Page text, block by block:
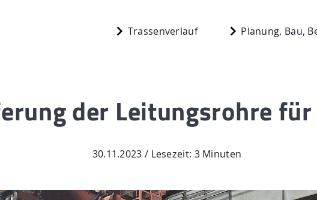
Trassenverlauf Planung, Bau,
Start
Planung, Bau,
Aktuelles
der Leitungsrohre für
30.11.2023 / Lesezeit: 3 Minuten